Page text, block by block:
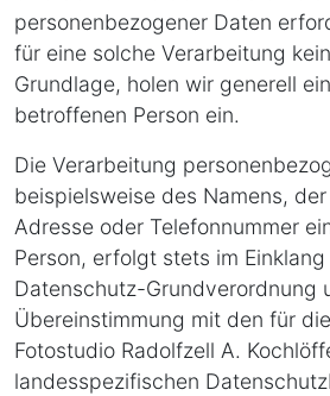
personenbezogener Daten
für eine solche Verarbeitung
Grundlage, holen wir generell
betroffenen Person ein.
Die Verarbeitung
beispielsweise des Namens,
Adresse oder Telefonnummer
Person, erfolgt stets im
Datenschutz-Grundverordnung
Übereinstimmung mit den für
Fotostudio Radolfzell A.
landesspezifischen